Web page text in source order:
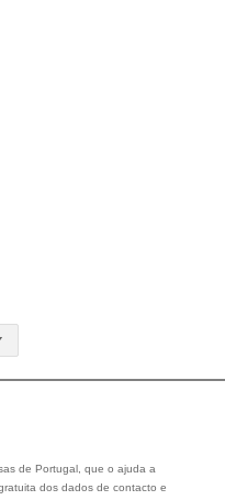
de Portugal, que o ajuda a
dos dados de contacto e